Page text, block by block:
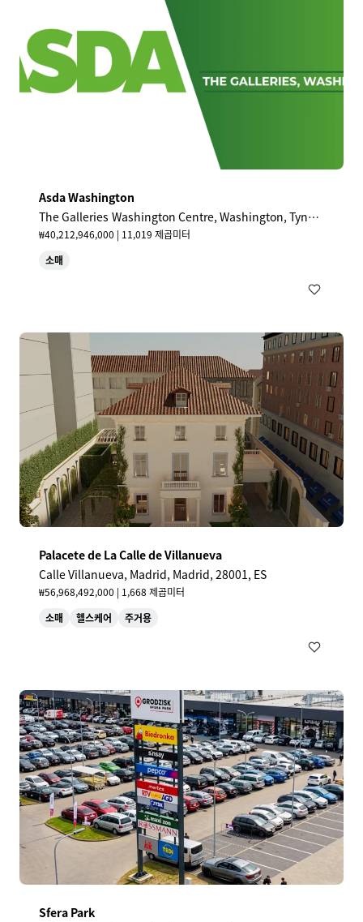
Asda Washington
The Galleries Washington Centre, Washington, Tyne
& Wear, NE38 7NF, UK
₩40,212,946,000 | 11,019 제곱미터
소매
Palacete de La Calle de Villanueva
Calle Villanueva, Madrid, Madrid, 28001, ES
₩56,968,492,000 | 1,668 제곱미터
소매
헬스케어 주거용
Sfera Park